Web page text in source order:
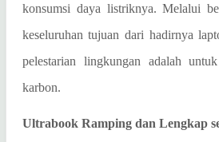
konsumsi daya listriknya. Melalui
keseluruhan tujuan dari hadirnya
pelestarian lingkungan adalah
karbon.
Ultrabook Ramping dan Lengkap